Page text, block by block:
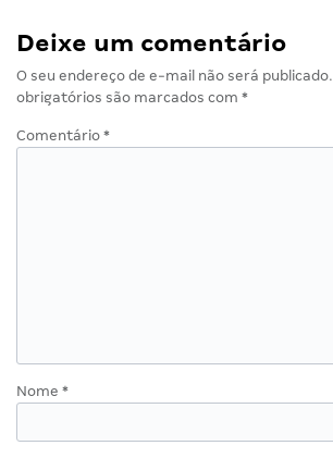
Deixe um comentário
O seu endereço de e-mail não será publicado.
obrigatórios são marcados com *
Comentário *
Nome *